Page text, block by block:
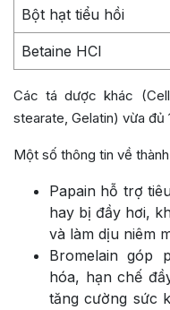
Bột hạt tiểu hồi
Betaine HCl
Các tá dược khác
stearate, Gelatin) vừa đủ
Một số thông tin về
Papain hỗ trợ
hay bị đầy hơi,
và làm dịu niêm
Bromelain góp
hóa, hạn chế
tăng cường sức